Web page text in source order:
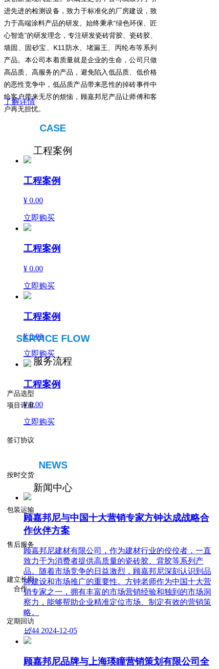
进先进的检测设备，致力于标准化的厂房建设，致
力于高端涂料产品的研发。始终秉承“绿色环保、匠
心智造”的研发理念，专注研发瓷砖背胶、瓷砖胶、
墙固、固砂宝、K11防水、堵漏王、丙纶布等系列
产品。本公司本着质量就是企业的生命，公司只做
高品质、高服务的产品，避免陷入低品质、低价格
的恶性竞争中，低品质产品带来恶性的掉砖事件中
给客户带来无尽的烦恼，顾嘉邦尼产品让师傅和客
户再无担忧。
了解详情
CASE
工程案例
工程案例
¥ 0.00
立即购买
工程案例
¥ 0.00
立即购买
工程案例
¥ 0.00
立即购买
工程案例
¥ 0.00
立即购买
SERVICE FLOW
服务流程
产品选型
项目评审
签订协议
按时交货
包装运输
售后服务
建立长期
合作
定期回访
NEWS
新闻中心
顾嘉邦尼与中国十大营销专家方钟达成战略合
作伙伴方案
顾嘉邦尼建材有限公司，作为建材行业的佼佼者，一直
致力于为消费者提供高质量的瓷砖胶、背胶等系列产
品。随着市场竞争的日益激烈，顾嘉邦尼深刻认识到品
牌建设和市场推广的重要性。方钟老师作为中国十大营
销专家之一，拥有丰富的市场营销经验和独到的市场洞
察力，能够帮助企业精准定位市场、制定有效的营销策
略。
넶44 2024-12-05
顾嘉邦尼品牌与上海瑛瞳营销策划有限公司全